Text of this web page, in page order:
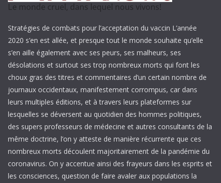
Le monde cruel, dans lequel nous vivons!
Stratégies de combats pour l’acceptation du vaccin L’année
2020 s’en est allée, et presque tout le monde souhaite qu’elle
s’en aille également avec ses peurs, ses malheurs, ses
désolations et surtout ses trop nombreux morts qui font les
choux gras des titres et commentaires d’un certain nombre de
journaux occidentaux, manifestement corrompus, car dans
leurs multiples éditions, et à travers leurs plateformes sur
lesquelles se déversent au quotidien des hommes politiques,
des supers professeurs de médecine et autres consultants de la
même doctrine, l’on y atteste de manière récurrente que ces
nombreux morts découlent majoritairement de la pandémie du
coronavirus. On y accentue ainsi des frayeurs dans les esprits et
les consciences, question de faire avaler aux populations la